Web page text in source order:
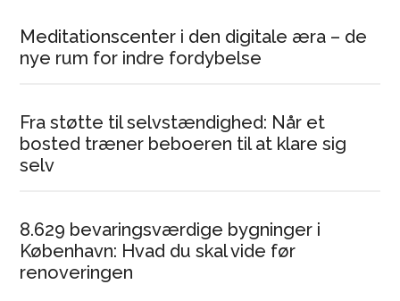
Meditationscenter i den digitale æra – de
nye rum for indre fordybelse
Fra støtte til selvstændighed: Når et
bosted træner beboeren til at klare sig
selv
8.629 bevaringsværdige bygninger i
København: Hvad du skal vide før
renoveringen